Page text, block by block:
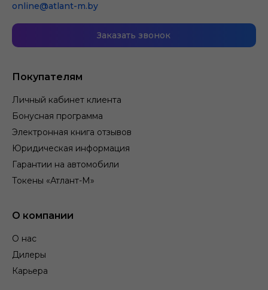
Покупателям
Личный кабинет клиента
Бонусная программа
Электронная книга отзывов
Юридическая информация
Гарантии на автомобили
Токены «Атлант-М»
О компании
О нас
Дилеры
Карьера
online@atlant-m.by
Заказать звонок